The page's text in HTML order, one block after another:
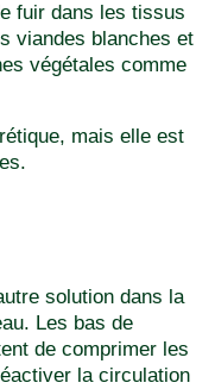
fuir dans les tissus
viandes blanches et
végétales comme
mais elle est
solution dans la
Les bas de
de comprimer les
la circulation